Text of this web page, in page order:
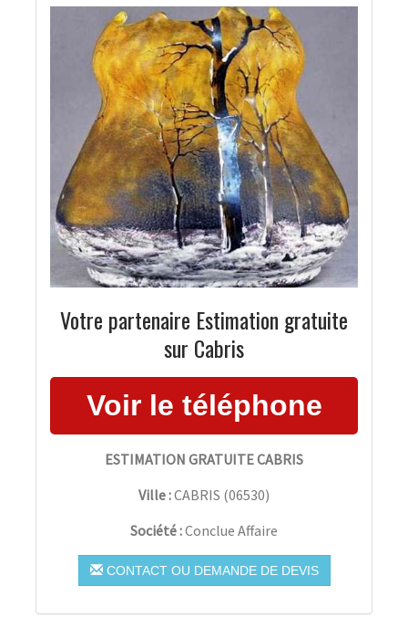
Votre partenaire Estimation gratuite
sur Cabris
ESTIMATION GRATUITE CABRIS
Ville :CABRIS (06530)
Société :Conclue Affaire
CONTACT OU DEMANDE DE DEVIS